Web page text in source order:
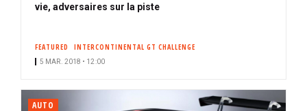
vie, adversaires sur la piste
FEATURED INTERCONTINENTAL GT CHALLENGE
5 MAR. 2018 • 12:00
AUTO